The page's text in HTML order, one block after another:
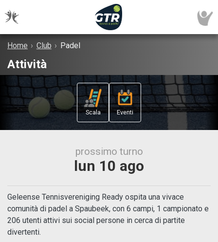
Home › Club › Padel
Attività
Scala Eventi
prossimo turno
lun 10 ago
Geleense Tennisvereniging Ready ospita una vivace
comunità di padel a Spaubeek, con 6 campi, 1 campionato e
206 utenti attivi sui social persone in cerca di partite
divertenti.